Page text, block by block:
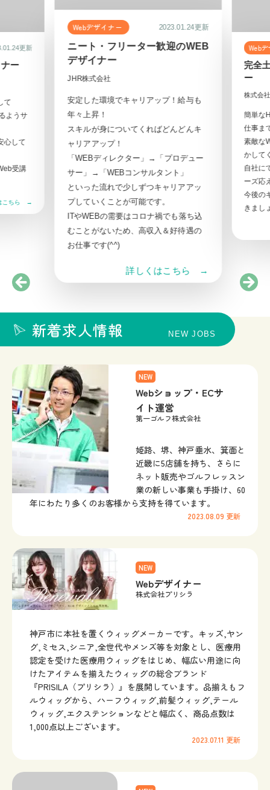
更新
ー
ようサ
して
受講
こちら →
Webデザイナー 2023.01.24更新
ニート・フリーター歓迎のWEB
デザイナー
JHR株式会社
安定した環境でキャリアップ！給与も
年々上昇！
スキルが身についてくればどんどんキ
ャリアアップ！
「WEBディレクター」→「プロデュー
サー」→「WEBコンサルタント」
といった流れで少しずつキャリアアッ
プしていくことが可能です。
ITやWEBの需要はコロナ禍でも落ち込
むことがないため、高収入＆好待遇の
お仕事です(^^)
詳しくはこちら →
Webデ
完全
ー
株式会
簡単な
仕事ま
素敵な
かして
自社に
ーズ応
今後の
きまし
新着求人情報 NEW JOBS
NEW
Webショップ・ECサ
イト運営
第一ゴルフ株式会社
姫路、堺、神戸垂水、箕面と
近畿に5店舗を持ち、さらに
ネット販売やゴルフレッスン
業の新しい事業も手掛け、60
年にわたり多くのお客様から支持を得ています。
2023.08.09 更新
NEW
Webデザイナー
株式会社プリシラ
神戸市に本社を置くウィッグメーカーです。キッズ,ヤン
グ,ミセス,シニア,全世代やメンズ等を対象とし、医療用
認定を受けた医療用ウィッグをはじめ、幅広い用途に向
けたアイテムを揃えたウィッグの総合ブランド
『PRISILA（プリシラ）』を展開しています。品揃えもフ
ルウィッグから、ハーフウィッグ,前髪ウィッグ,テール
ウィッグ,エクステンションなどと幅広く、商品点数は
1,000点以上ございます。
2023.07.11 更新